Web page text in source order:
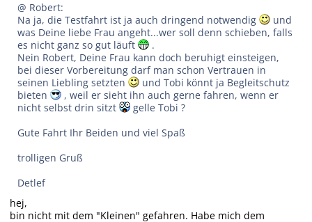
@ Robert:
Na ja, die Testfahrt ist ja auch dringend notwendig
und
was Deine liebe Frau angeht...wer soll denn schieben, falls
es nicht ganz so gut läuft
.
Nein Robert, Deine Frau kann doch beruhigt einsteigen,
bei dieser Vorbereitung darf man schon Vertrauen in
seinen Liebling setzten
und Tobi könnt ja Begleitschutz
bieten
, weil er sieht ihn auch gerne fahren, wenn er
nicht selbst drin sitzt
gelle Tobi ?
Gute Fahrt Ihr Beiden und viel Spaß
trolligen Gruß
Detlef
hej,
bin nicht mit dem "Kleinen" gefahren. Habe mich dem